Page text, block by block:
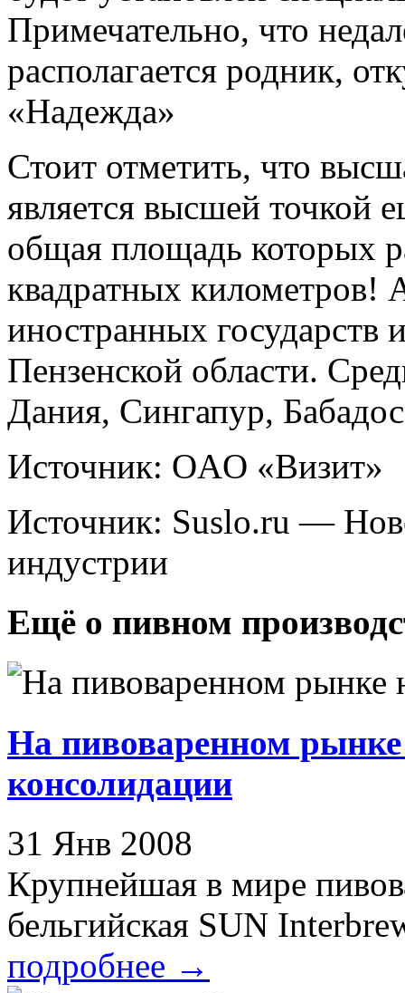
Примечательно, что
располагается родник,
«Надежда»
Стоит отметить, что
является высшей точкой
общая площадь которых
квадратных километров!
иностранных
Пензенской области.
Дания, Сингапур,
Источник: OAO «Визит»
Источник: Suslo.ru —
индустрии
Ещё о пивном
На пивоваренном рынке
консолидации
31 Янв 2008
Крупнейшая в мире
бельгийская SUN
подробнее →